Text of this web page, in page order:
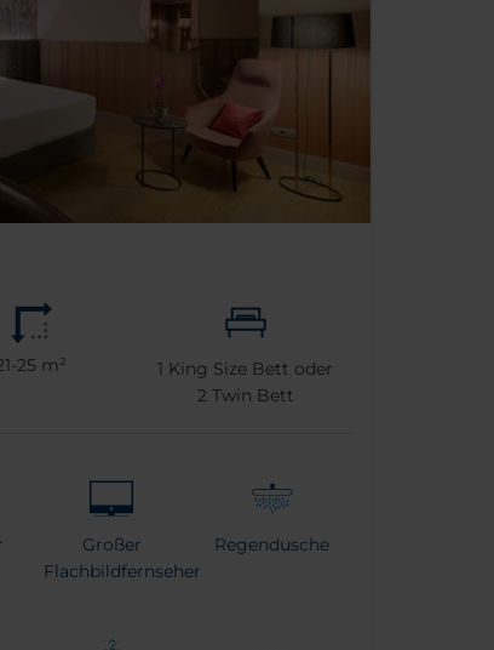
25 m² 1 King Size Bett oder
2 Twin Bett
Großer
Flachbildfernseher
Regendusche